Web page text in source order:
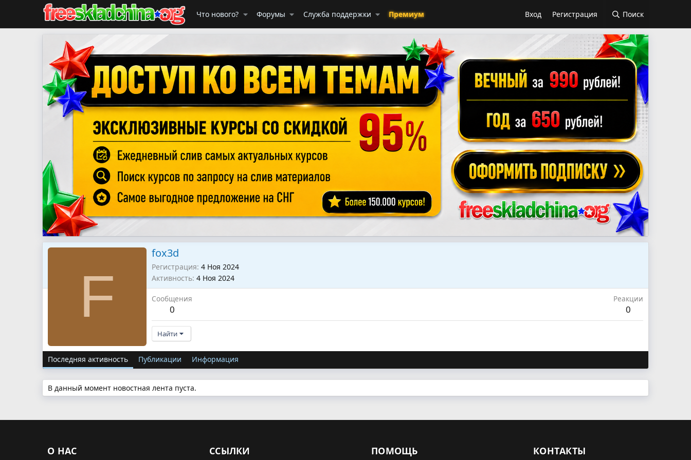
Что нового? Форумы Служба поддержки Премиум Вход Регистрация Поиск
F
fox3d
Регистрация 4 Ноя 2024
Активность 4 Ноя 2024
Сообщения
0
Реакции
0
Найти
Последняя активность Публикации Информация
В данный момент новостная лента пуста.
О НАС ССЫЛКИ ПОМОЩЬ КОНТАКТЫ